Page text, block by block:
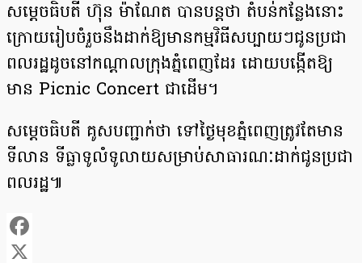
សម្ដេចធិបតី ហ៊ុន ម៉ាណែត បានបន្ដថា តំបន់កន្លែងនោះ
ក្រោយរៀបចំរួចនឹងដាក់ឱ្យមានកម្មវិធីសប្បាយៗជូនប្រជា
ពលរដ្ឋដូចនៅកណ្ដាលក្រុងភ្នំពេញដែរ ដោយបង្កើតឱ្យ
មាន Picnic Concert ជាដើម។
សម្ដេចធិបតី គូសបញ្ជាក់ថា ទៅថ្ងៃមុខភ្នំពេញត្រូវតែមាន
ទីលាន ទីធ្លាទូលំទូលាយសម្រាប់សាធារណៈដាក់ជូនប្រជា
ពលរដ្ឋ៕
Facebook